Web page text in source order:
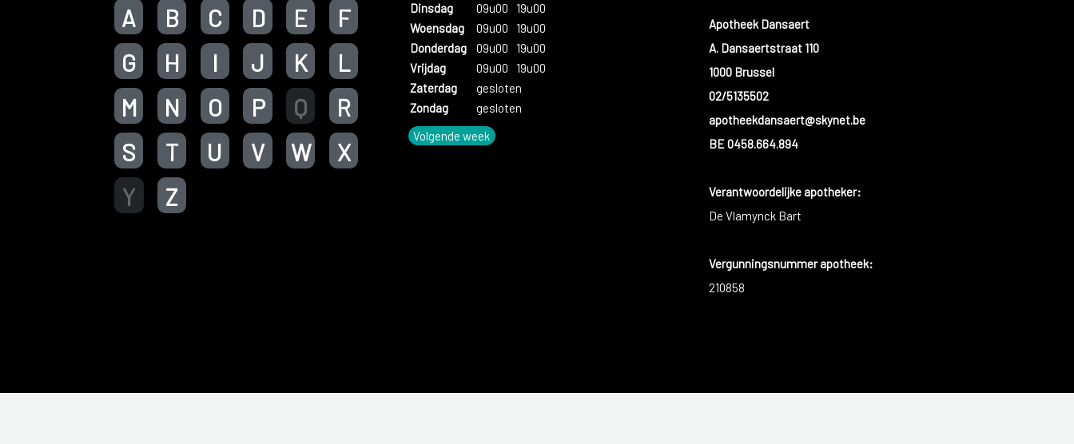
A B C D E
F
G
H I J K
L
M
N O P Q
R
S
T U V W
X
Y
Z
Dinsdag
09u00
19u00
Woensdag
09u00
19u00
Donderdag
09u00
19u00
Vrijdag
09u00
19u00
Zaterdag
gesloten
Zondag
gesloten
Volgende week
Apotheek Dansaert
A. Dansaertstraat 110
1000 Brussel
02/5135502
apotheekdansaert@skynet.be
BE 0458.664.894
Verantwoordelijke apotheker:
De Vlamynck Bart
Vergunningsnummer apotheek:
210858